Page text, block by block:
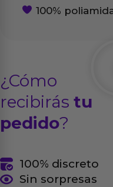
100%
¿Cómo
recibirás tu
pedido?
100% discreto
Sin sorpresas